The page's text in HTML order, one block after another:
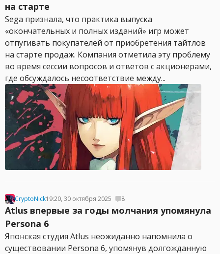
на старте
Sega признала, что практика выпуска
«окончательных и полных изданий» игр может
отпугивать покупателей от приобретения тайтлов
на старте продаж. Компания отметила эту проблему
во время сессии вопросов и ответов с акционерами,
где обсуждалось несоответствие между...
CryptoNick19:20, 30 октября 2025 8
Atlus впервые за годы молчания упомянула
Persona 6
Японская студия Atlus неожиданно напомнила о
существовании Persona 6, упомянув долгожданную